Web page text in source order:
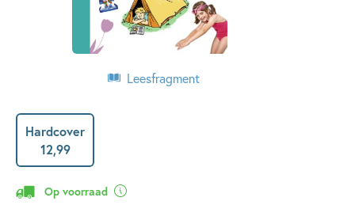
Leesfragment
Hardcover
12,99
Op voorraad